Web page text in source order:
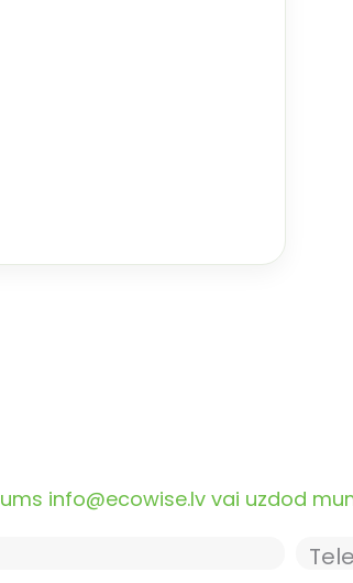
info@ecowise.lv vai uzdod